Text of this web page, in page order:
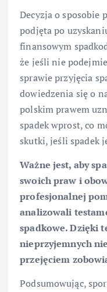
Decyzja o sposobie
podjęta po
finansowym
że jeśli nie
sprawie przyjęcia
dowiedzenia się o
polskim prawem
spadek wprost, co
skutki, jeśli spadek
Ważne jest, aby
swoich praw i
profesjonalnej
analizowali
spadkowe. Dzięki
nieprzyjemnych
przejęciem
Podsumowując,